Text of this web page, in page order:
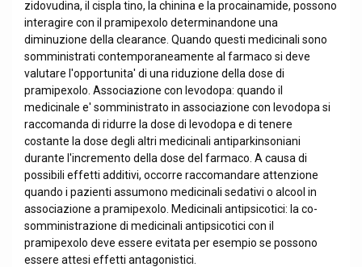
zidovudina, il cispla tino, la chinina e la procainamide, possono
interagire con il pramipexolo determinandone una
diminuzione della clearance. Quando questi medicinali sono
somministrati contemporaneamente al farmaco si deve
valutare l'opportunita' di una riduzione della dose di
pramipexolo. Associazione con levodopa: quando il
medicinale e' somministrato in associazione con levodopa si
raccomanda di ridurre la dose di levodopa e di tenere
costante la dose degli altri medicinali antiparkinsoniani
durante l'incremento della dose del farmaco. A causa di
possibili effetti additivi, occorre raccomandare attenzione
quando i pazienti assumono medicinali sedativi o alcool in
associazione a pramipexolo. Medicinali antipsicotici: la co-
somministrazione di medicinali antipsicotici con il
pramipexolo deve essere evitata per esempio se possono
essere attesi effetti antagonistici.